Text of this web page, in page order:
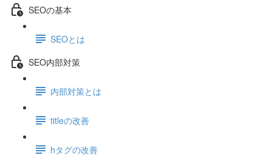
SEOの基本
SEOとは
SEO内部対策
内部対策とは
titleの改善
hタグの改善